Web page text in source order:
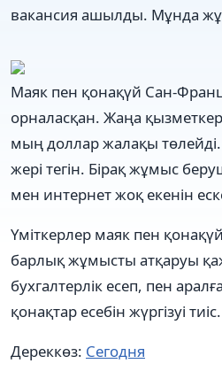
вакансия ашылды. Мұнда
Маяк пен қонақүй Сан-
орналасқан. Жаңа
мың доллар жалақы
жері тегін. Бірақ жұмыс
мен интернет жоқ екенін
Үміткерлер маяк пен
барлық жұмысты атқаруы
бухгалтерлік есеп, пен
қонақтар есебін жүргізуі тиіс.
Дереккөз: Сегодня